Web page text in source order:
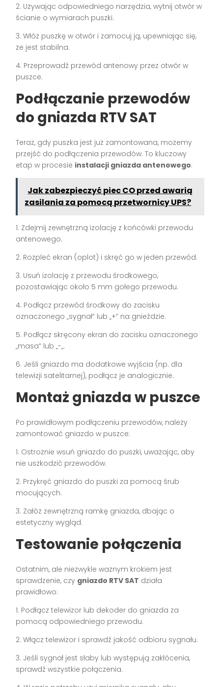
2. Używając odpowiedniego narzędzia, wytnij otwór w
ścianie o wymiarach puszki.
3. Włóż puszkę w otwór i zamocuj ją, upewniając się,
że jest stabilna.
4. Przeprowadź przewód antenowy przez otwór w
puszce.
Podłączanie przewodów
do gniazda RTV SAT
Teraz, gdy puszka jest już zamontowana, możemy
przejść do podłączenia przewodów. To kluczowy
etap w procesie instalacji gniazda antenowego:
Jak zabezpieczyć piec CO przed awarią
zasilania za pomocą przetwornicy UPS?
1. Zdejmij zewnętrzną izolację z końcówki przewodu
antenowego.
2. Rozpleć ekran (oplot) i skręć go w jeden przewód.
3. Usuń izolację z przewodu środkowego,
pozostawiając około 5 mm gołego przewodu.
4. Podłącz przewód środkowy do zacisku
oznaczonego „sygnał” lub „+” na gnieździe.
5. Podłącz skręcony ekran do zacisku oznaczonego
„masa” lub „-„.
6. Jeśli gniazdo ma dodatkowe wyjścia (np. dla
telewizji satelitarnej), podłącz je analogicznie.
Montaż gniazda w puszce
Po prawidłowym podłączeniu przewodów, należy
zamontować gniazdo w puszce:
1. Ostrożnie wsuń gniazdo do puszki, uważając, aby
nie uszkodzić przewodów.
2. Przykręć gniazdo do puszki za pomocą śrub
mocujących.
3. Załóż zewnętrzną ramkę gniazda, dbając o
estetyczny wygląd.
Testowanie połączenia
Ostatnim, ale niezwykle ważnym krokiem jest
sprawdzenie, czy gniazdo RTV SAT działa
prawidłowo:
1. Podłącz telewizor lub dekoder do gniazda za
pomocą odpowiedniego przewodu.
2. Włącz telewizor i sprawdź jakość odbioru sygnału.
3. Jeśli sygnał jest słaby lub występują zakłócenia,
sprawdź wszystkie połączenia.